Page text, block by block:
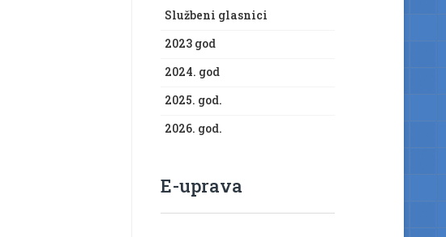
Službeni glasnici
2023 god
2024. god
2025. god.
2026. god.
E-uprava